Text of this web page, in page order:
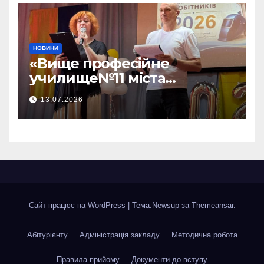
НОВИНИ
«Вище професійне
училище№11 міста
Хмельницького»відбувся —
ВИПУСК 2026!
13.07.2026
Сайт працює на WordPress | Тема:Newsup за Themeansar.
Абітурієнту Адміністрація закладу Методична робота
Правила прийому Документи до вступу